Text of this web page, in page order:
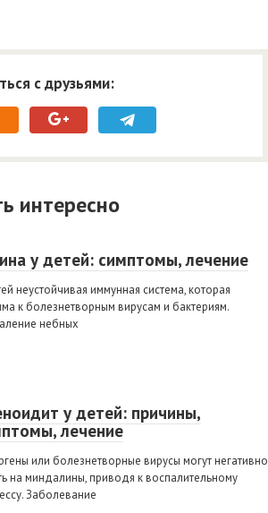
с друзьями:
интересно
у детей: симптомы, лечение
неустойчивая иммунная система, которая
к болезнетворным вирусам и бактериям.
небных
у детей: причины,
лечение
или болезнетворные вирусы могут негативно
на миндалины, приводя к воспалительному
Заболевание